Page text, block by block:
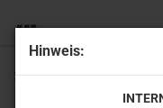
Hinweis:
Shadowzone (Full